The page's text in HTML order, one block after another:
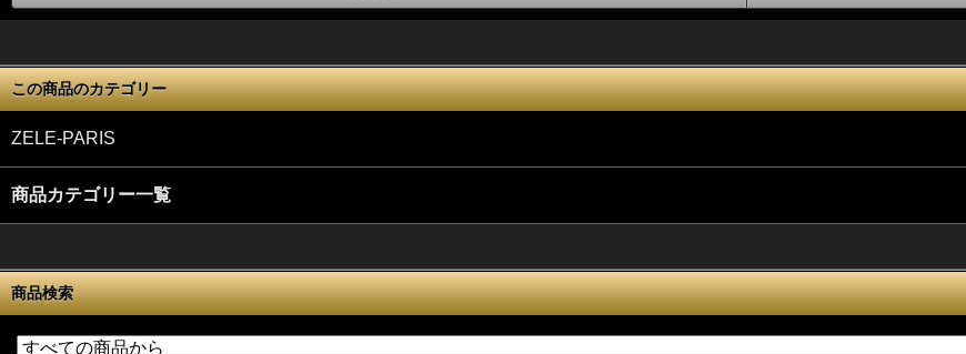
この商品のカテゴリー
ZELE-PARIS
商品カテゴリー一覧
商品検索